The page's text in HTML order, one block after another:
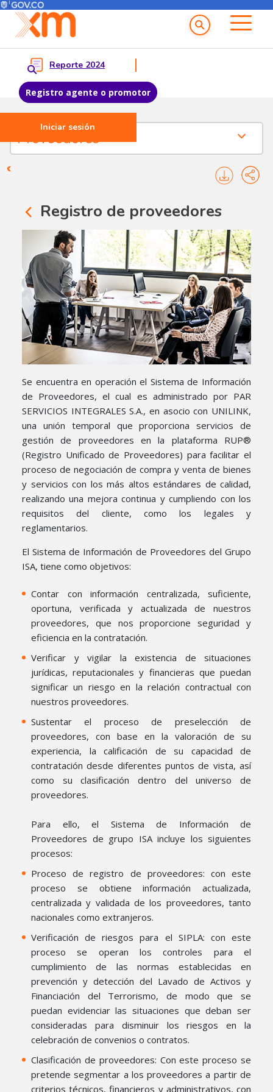
Pasar al contenido principal
Menú del Usuario
Reporte 2024
Registro agente o promotor
Iniciar sesión
Menu principal
Proveedores - servicios a proveedores
Proveedores
Registro de proveedores
Se encuentra en operación el Sistema de Información
de Proveedores, el cual es administrado por PAR
SERVICIOS INTEGRALES S.A., en asocio con UNILINK,
una unión temporal que proporciona servicios de
gestión de proveedores en la plataforma RUP®
(Registro Unificado de Proveedores) para facilitar el
proceso de negociación de compra y venta de bienes
y servicios con los más altos estándares de calidad,
realizando una mejora continua y cumpliendo con los
requisitos del cliente, como los legales y
reglamentarios.
El Sistema de Información de Proveedores del Grupo
ISA, tiene como objetivos:
Contar con información centralizada, suficiente,
oportuna, verificada y actualizada de nuestros
proveedores, que nos proporcione seguridad y
eficiencia en la contratación.
Verificar y vigilar la existencia de situaciones
jurídicas, reputacionales y financieras que puedan
significar un riesgo en la relación contractual con
nuestros proveedores.
Sustentar el proceso de preselección de
proveedores, con base en la valoración de su
experiencia, la calificación de su capacidad de
contratación desde diferentes puntos de vista, así
como su clasificación dentro del universo de
proveedores.
Para ello, el Sistema de Información de
Proveedores de grupo ISA incluye los siguientes
procesos:
Proceso de registro de proveedores: con este
proceso se obtiene información actualizada,
centralizada y validada de los proveedores, tanto
nacionales como extranjeros.
Verificación de riesgos para el SIPLA: con este
proceso se operan los controles para el
cumplimiento de las normas establecidas en
prevención y detección del Lavado de Activos y
Financiación del Terrorismo, de modo que se
puedan evidenciar las situaciones que deban ser
consideradas para disminuir los riesgos en la
celebración de convenios o contratos.
Clasificación de proveedores: Con este proceso se
pretende segmentar a los proveedores a partir de
criterios técnicos, financieros y administrativos, con